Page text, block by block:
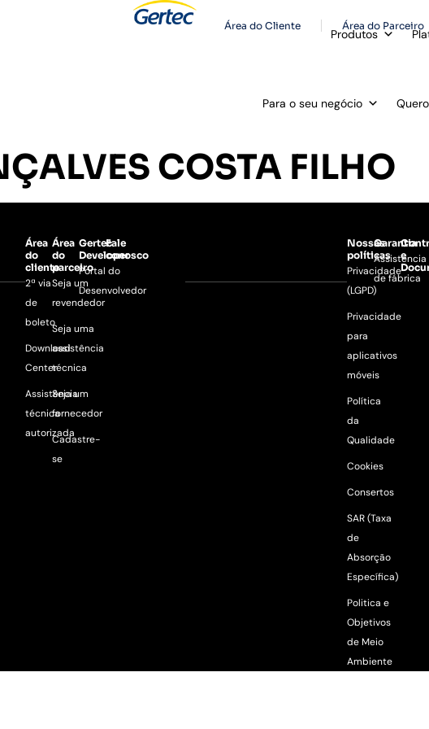
Área do Cliente Área do Parceiro
Produtos
Para o seu negócio
COSTA FILHO
Área
do
cliente
2ª via
de
boleto
Download
Center
Assistência
técnica
autorizada
Área
do
parceiro
Seja um
revendedor
Seja uma
assistência
técnica
Seja um
fornecedor
Cadastre-
se
Gertec
Developer
Portal do
Desenvolvedor
Fale
conosco
Nossas
políticas
Privacidade
(LGPD)
Privacidade
para
aplicativos
móveis
Política
da
Qualidade
Cookies
Consertos
SAR (Taxa
de
Absorção
Específica)
Politica e
Objetivos
de Meio
Ambiente
Garantia
Assistência
de fábrica
e